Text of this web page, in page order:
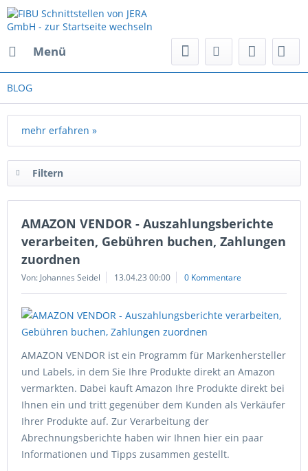
Menü
BLOG
mehr erfahren »
Filtern
AMAZON VENDOR - Auszahlungsberichte
verarbeiten, Gebühren buchen, Zahlungen
zuordnen
Von: Johannes Seidel 13.04.23 00:00 0 Kommentare
AMAZON VENDOR ist ein Programm für Markenhersteller
und Labels, in dem Sie Ihre Produkte direkt an Amazon
vermarkten. Dabei kauft Amazon Ihre Produkte direkt bei
Ihnen ein und tritt gegenüber dem Kunden als Verkäufer
Ihrer Produkte auf. Zur Verarbeitung der
Abrechnungsberichte haben wir Ihnen hier ein paar
Informationen und Tipps zusammen gestellt.